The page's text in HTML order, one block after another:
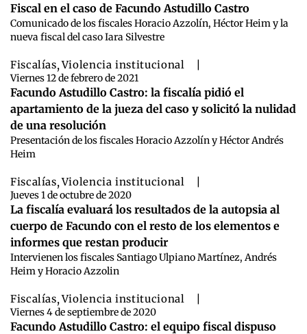
Fiscal en el caso de Facundo Astudillo Castro
Comunicado de los fiscales Horacio Azzolín, Héctor Heim y la
nueva fiscal del caso Iara Silvestre
Fiscalías,Violencia institucional
Viernes 12 de febrero de 2021
Facundo Astudillo Castro: la fiscalía pidió el
apartamiento de la jueza del caso y solicitó la nulidad
de una resolución
Presentación de los fiscales Horacio Azzolín y Héctor Andrés
Heim
Fiscalías,Violencia institucional
Jueves 1 de octubre de 2020
La fiscalía evaluará los resultados de la autopsia al
cuerpo de Facundo con el resto de los elementos e
informes que restan producir
Intervienen los fiscales Santiago Ulpiano Martínez, Andrés
Heim y Horacio Azzolin
Fiscalías,Violencia institucional
Viernes 4 de septiembre de 2020
Facundo Astudillo Castro: el equipo fiscal dispuso